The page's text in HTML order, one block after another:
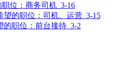
位： 商务司机 3-16
望的职位： 司机、运营 3-15
的职位： 前台接待 3-2